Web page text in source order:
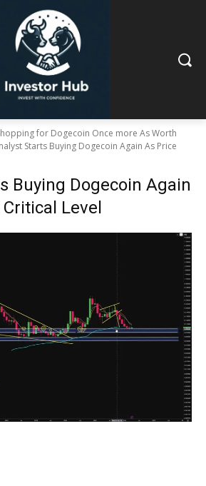
for Dogecoin Once more As Worth
Starts Buying Dogecoin Again As Price
Buying Dogecoin Again
Level